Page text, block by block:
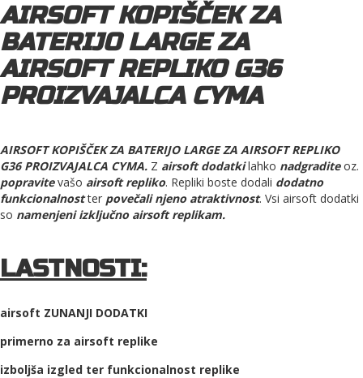
AIRSOFT KOPIŠČEK ZA
BATERIJO LARGE ZA
AIRSOFT REPLIKO G36
PROIZVAJALCA CYMA
AIRSOFT KOPIŠČEK ZA BATERIJO LARGE ZA AIRSOFT REPLIKO
G36 PROIZVAJALCA CYMA. Z airsoft dodatkilahko nadgraditeoz.
popravitevašo airsoft repliko. Repliki boste dodali dodatno
funkcionalnostter povečali njeno atraktivnost. Vsi airsoft dodatki
so namenjeni izključno airsoft replikam.
LASTNOSTI:
airsoft ZUNANJI DODATKI
primerno za airsoft replike
izboljša izgled ter funkcionalnost replike